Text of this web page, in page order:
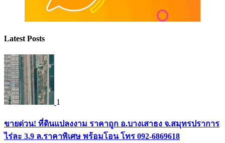
Latest Posts
1
ขายด่วน! ที่ดินแปลงงาม ราคาถูก อ.บางเสาธง จ.สมุทรปราการ
ไร่ละ 3.9 ล.ราคาพิเศษ พร้อมโอน โทร 092-6869618